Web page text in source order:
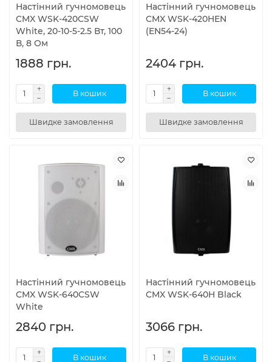
Настінний гучномовець
CMX WSK-420CSW
White, 20-10-5-2.5 Вт, 100
В, 8 Ом
1888 грн.
В кошик
Швидке замовлення
Настінний гучномовець
CMX WSK-420HEN
(EN54-24)
2404 грн.
В кошик
Швидке замовлення
Настінний гучномовець
CMX WSK-640CSW
White
2840 грн.
В кошик
Настінний гучномовець
CMX WSK-640H Black
3066 грн.
В кошик